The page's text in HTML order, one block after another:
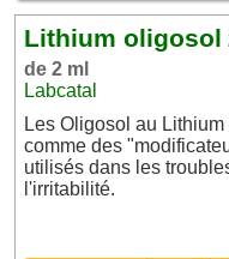
Lithium oligosol
de 2 ml
Labcatal
Les Oligosol au
comme des
utilisés dans les
l'irritabilité.